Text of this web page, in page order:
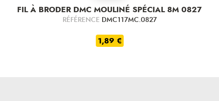
FIL À BRODER DMC MOULINÉ SPÉCIAL 8M 0827
RÉFÉRENCE DMC117MC.0827
1,89 €